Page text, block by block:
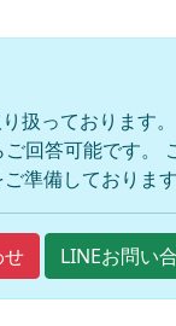
扱っております
答可能です。
準備しております
せ LINEお問い